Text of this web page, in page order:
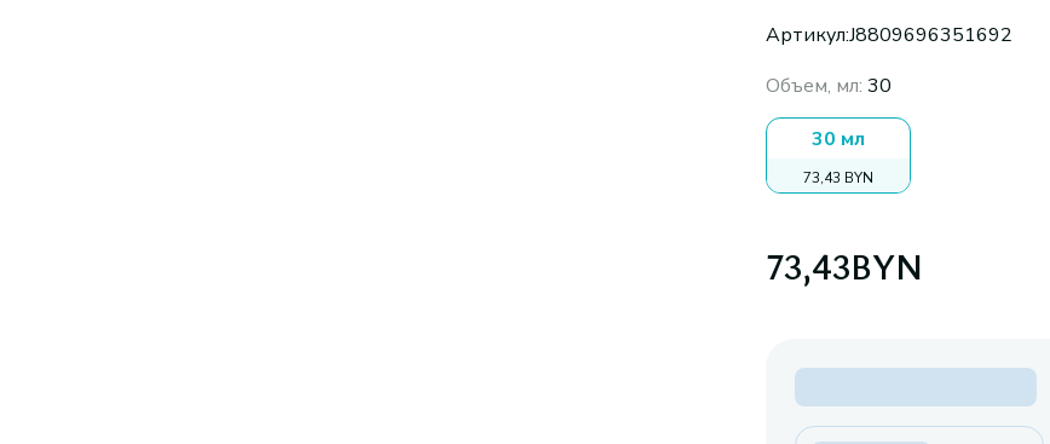
Артикул:J8809696351692
Объем, мл: 30
30 мл
73,43 BYN
73,43BYN